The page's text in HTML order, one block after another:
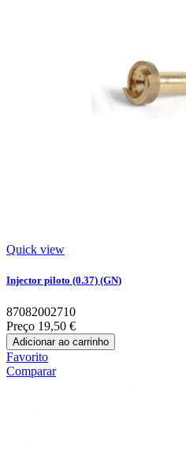
Quick view
Injector piloto (0.37) (GN)
87082002710
Preço 19,50 €
Adicionar ao carrinho
Favorito
Comparar